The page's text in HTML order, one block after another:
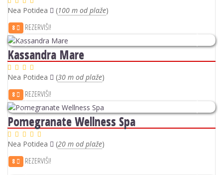
Nea Potidea (100 m od plaže)
8 REZERVIŠI!
Previous Next
Kassandra Mare
Nea Potidea (30 m od plaže)
8 REZERVIŠI!
Previous Next
Pomegranate Wellness Spa
Nea Potidea (20 m od plaže)
8 REZERVIŠI!